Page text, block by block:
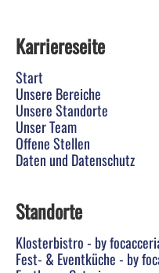
Karriereseite
Start
Unsere Bereiche
Unsere Standorte
Unser Team
Offene Stellen
Daten und Datenschutz
Standorte
Klosterbistro - by
Fest- & Eventküche - by